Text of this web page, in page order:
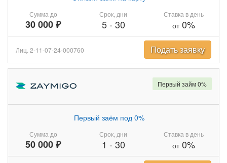
Сумма до
30 000 ₽
Срок, дни
5- 30
Ставка в день
от0%
Лиц. 2-11-07-24-000760 Подать заявку
Сумма до
50 000 ₽
Первый заём под 0%
Срок, дни
1 - 30
Ставка в день
от0%
Первый займ 0%